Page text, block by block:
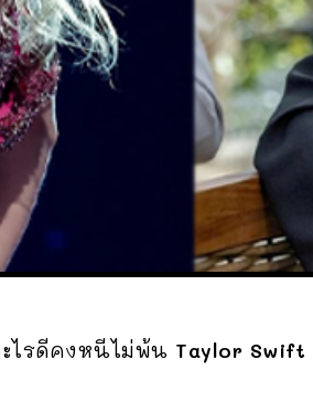
ไรดีคงหนีไม่พ้น Taylor Swift